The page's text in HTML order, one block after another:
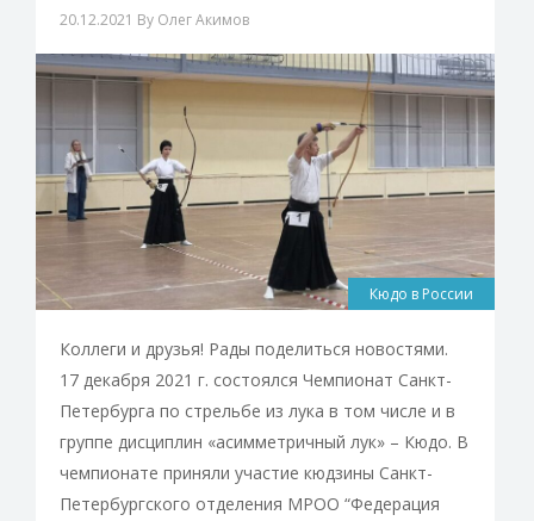
20.12.2021 By Олег Акимов
Кюдо в России
Коллеги и друзья! Рады поделиться новостями.
17 декабря 2021 г. состоялся Чемпионат Санкт-
Петербурга по стрельбе из лука в том числе и в
группе дисциплин «асимметричный лук» – Кюдо. В
чемпионате приняли участие кюдзины Санкт-
Петербургского отделения МРОО “Федерация